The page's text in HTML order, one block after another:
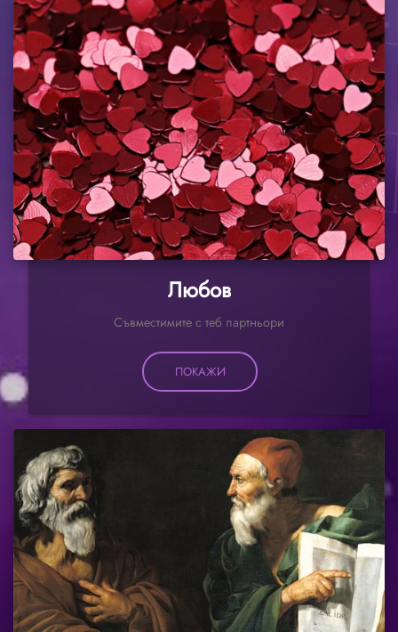
Любов
Съвместимите с теб партньори
ПОКАЖИ